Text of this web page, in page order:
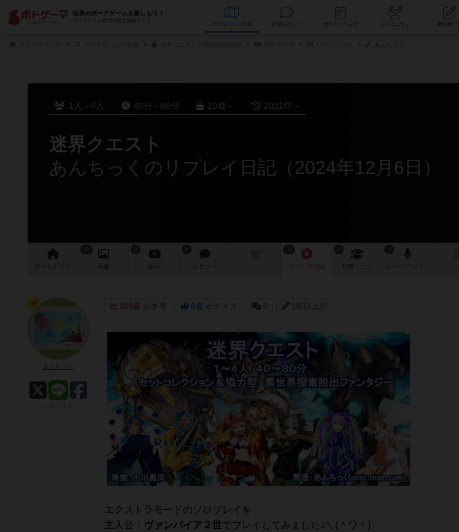
世界のボードゲームを楽しもう！
ボードゲーム専門の総合情報サイト
データベース コミュニティ
1人～4人 40分～80分 10歳～ 2021年～
迷界クエスト
あんちっくのリプレイ日記（2024年12月6日）
ゲーム 画像 レビュー 戦略
109名 が参考 0名 がナイス 0 1年以上前
エクストラモードのソロプレイを
主人公： ヴァンパイア２世でプレイしてみました♪＼(＾ワ＾)